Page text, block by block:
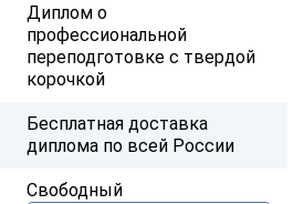
Диплом о
профессиональной
переподготовке с твердой
корочкой
Бесплатная доставка
диплома по всей России
Свободный